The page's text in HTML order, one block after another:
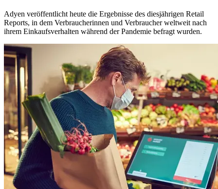
Adyen veröffentlicht heute die Ergebnisse des diesjährigen Retail
Reports, in dem Verbraucherinnen und Verbraucher weltweit nach
ihrem Einkaufsverhalten während der Pandemie befragt wurden.